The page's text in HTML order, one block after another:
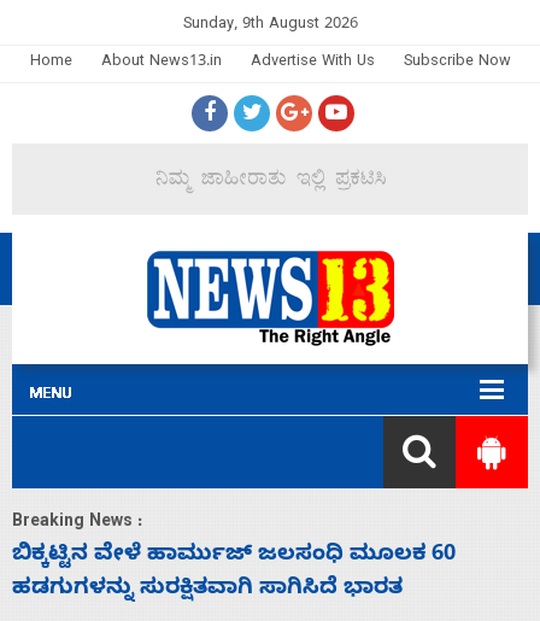
Sunday, 9th August 2026
Home
About News13.in Advertise With Us Subscribe Now
Breaking News :
ನಾಗೇಂದ್ರ ರಾಜೀನಾಮೆ ಕೊಡದಿದ್ದರೆ ಸದನ ನಡೆಸಲು
ಬಿಡೆವು: ಛಲವಾದಿ ನಾರಾಯಣಸ್ವಾಮಿ